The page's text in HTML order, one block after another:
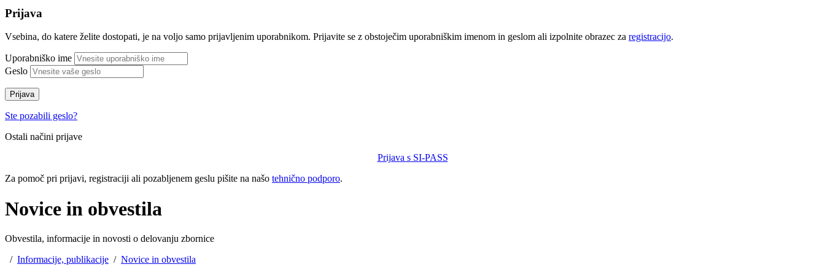
Prijava
Vsebina, do katere želite dostopati, je na voljo samo prijavljenim uporabnikom. Prijavite se z obstoječim uporabniškim imenom in geslom ali izpolnite obrazec za registracijo.
Uporabniško ime
Geslo
Prijava
Ste pozabili geslo?
Ostali načini prijave
Prijava s SI-PASS
Za pomoč pri prijavi, registraciji ali pozabljenem geslu pišite na našo tehnično podporo.
Novice in obvestila
Obvestila, informacije in novosti o delovanju zbornice
/ Informacije, publikacije / Novice in obvestila